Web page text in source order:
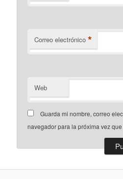
Correo electrónico *
Web
Guarda mi nombre, correo
navegador para la próxima vez